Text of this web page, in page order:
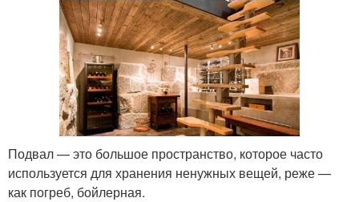
Подвал — это большое пространство, которое часто
используется для хранения ненужных вещей, реже —
как погреб, бойлерная.